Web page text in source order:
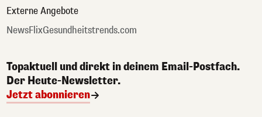
Externe Angebote
NewsFlixGesundheitstrends.com
Topaktuell und direkt in deinem Email-Postfach.
Der Heute-Newsletter.
Jetzt abonnieren